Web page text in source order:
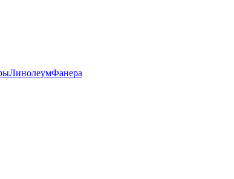
ЛинолеумФанера